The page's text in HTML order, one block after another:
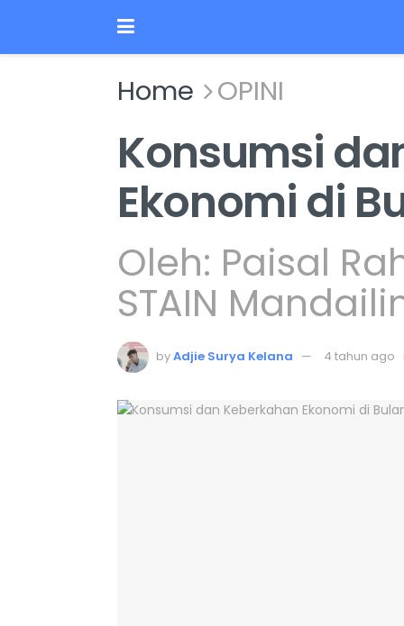
Home OPINI
Konsumsi
Ekonomi di
Oleh: Paisal
STAIN
byAdjie Surya Kelana 4 tahun ago